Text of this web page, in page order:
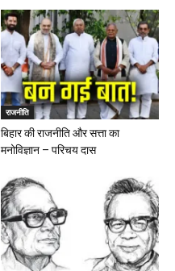
राजनीति
बिहार की राजनीति और सत्ता का
मनोविज्ञान – परिचय दास